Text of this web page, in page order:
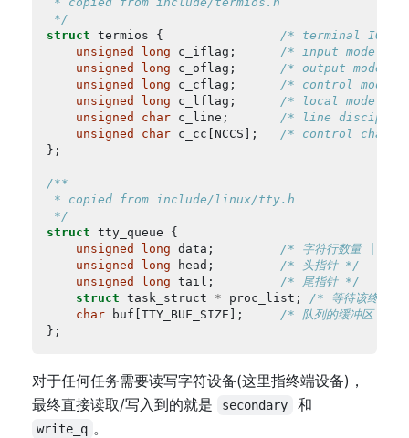
*/
struct termios { /* terminal IO 属
unsigned
long
/* input mode
unsigned
long
/* output mode
unsigned
long
/* control mode
unsigned
long
/* local mode
unsigned
char
/* line
unsigned
char
/* control
*/
struct
unsigned
long data; /* 字符行数量 | 串口
unsigned
long head; /* 头指针 */
unsigned
long tail; /* 尾指针 */
struct task_struct * proc_list; /* 等待该终端的
char buf[TTY_BUF_SIZE]; /* 队列的缓冲区 */
对于任何任务需要读写字符设备(这里指终端设备)，
最终直接读取/写入到的就是
secondary 和
write_q 。